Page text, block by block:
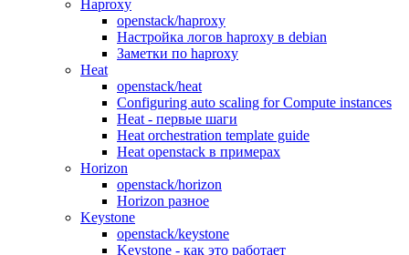
Haproxy
openstack/haproxy
Настройка логов haproxy в debian
Заметки по haproxy
Heat
openstack/heat
Configuring auto scaling for Compute instances
Heat - первые шаги
Heat orchestration template guide
Heat openstack в примерах
Horizon
openstack/horizon
Horizon разное
Keystone
openstack/keystone
Keystone - как это работает